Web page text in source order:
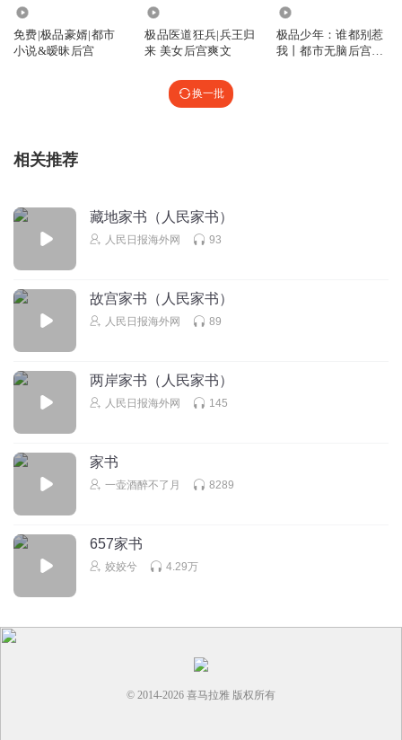
贾珩后宫进度: 1.已推倒: 秦可卿、晋阳、晴雯、元春 2.半推
倒: 薛宝钗、鸳鸯 3.已确定: 尤氏姐妹，香菱 4.被觊觎: 林黛
玉、惜春、叹春、咸宁公主、萍儿、李纨、妙玉、王熙凤，
眉清目秀刘姥姥、老妖婆南安太妃、贾母、王夫人、邢夫
听友195244357
就是不停地擦边，硬凑
2025-01-04
免费|极品豪婿|都市
小说&暧昧后宫
极品医道狂兵|兵王归
来 美女后宫爽文
极品少年：谁都别惹
我丨都市无脑后宫爽
换一批
相关推荐
藏地家书（人民家书）
人民日报海外网 93
故宫家书（人民家书）
人民日报海外网 89
两岸家书（人民家书）
人民日报海外网 145
家书
一壶酒醉不了月 8289
657家书
姣姣兮 4.29万
© 2014-2026 喜马拉雅 版权所有